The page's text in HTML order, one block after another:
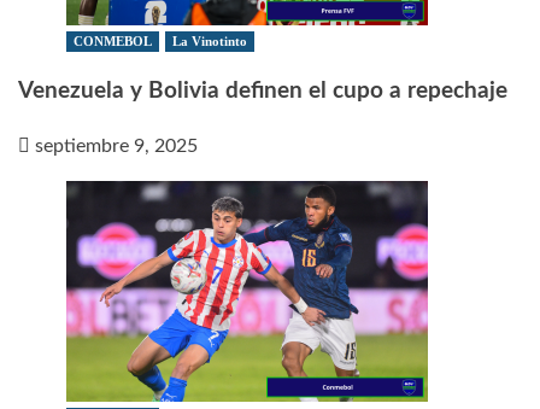
CONMEBOL La Vinotinto
Venezuela y Bolivia definen el cupo a repechaje
septiembre 9, 2025